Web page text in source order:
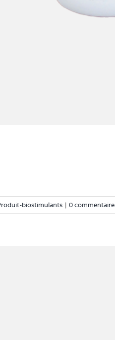
biostimulants | 0 commentaire